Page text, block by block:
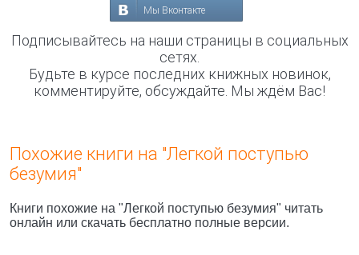
Мы Вконтакте
Подписывайтесь на наши страницы в социальных
сетях.
Будьте в курсе последних книжных новинок,
комментируйте, обсуждайте. Мы ждём Вас!
Похожие книги на "Легкой поступью
безумия"
Книги похожие на "Легкой поступью безумия" читать
онлайн или скачать бесплатно полные версии.